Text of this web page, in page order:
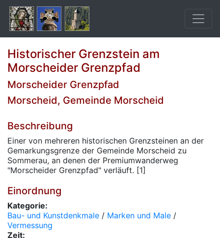
Historischer Grenzstein am
Morscheider Grenzpfad
Morscheider Grenzpfad
Morscheid, Gemeinde Morscheid
Beschreibung
Einer von mehreren historischen Grenzsteinen an der
Gemarkungsgrenze der Gemeinde Morscheid zu
Sommerau, an denen der Premiumwanderweg
"Morscheider Grenzpfad" verläuft. [1]
Einordnung
Kategorie:
Bau- und Kunstdenkmale / Marken und Male /
Vermessung
Zeit: